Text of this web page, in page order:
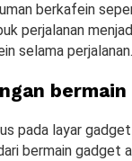
berkafein
perjalanan
selama perjalanan.
pada layar
bermain gadget